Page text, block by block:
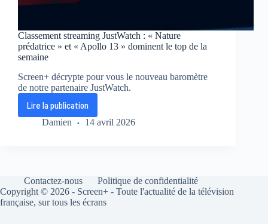
Classement streaming JustWatch : « Nature
prédatrice » et « Apollo 13 » dominent le top de la
semaine
Screen+ décrypte pour vous le nouveau baromètre
de notre partenaire JustWatch.
Lire la publication
Classement
streaming
»
et
«
Damien 14 avril 2026
Contactez-nous
Politique de confidentialité
Copyright © 2026 - Screen+ - Toute l'actualité de la télévision
française, sur tous les écrans